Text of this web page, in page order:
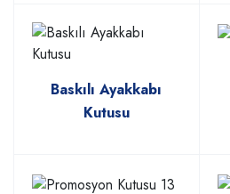
Baskılı Ayakkabı
Kutusu